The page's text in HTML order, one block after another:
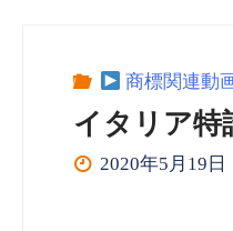
商標関連動
イタリア特
2020年5月19日